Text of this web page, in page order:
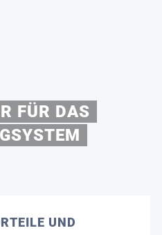
FÜR DAS
UND